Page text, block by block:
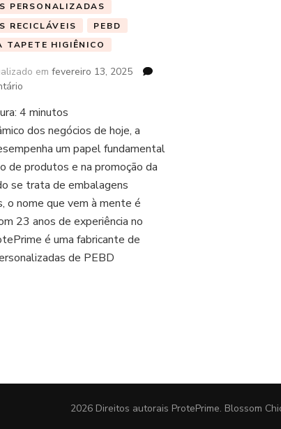
PERSONALIZADAS
RECICLÁVEIS
PEBD
TAPETE HIGIÊNICO
em fevereiro 13, 2025
4 minutos
dos negócios de hoje, a
um papel fundamental
de produtos e na promoção da
se trata de embalagens
o nome que vem à mente é
23 anos de experiência no
é uma fabricante de
de PEBD
2026 Direitos autorais ProtePrime. Blossom